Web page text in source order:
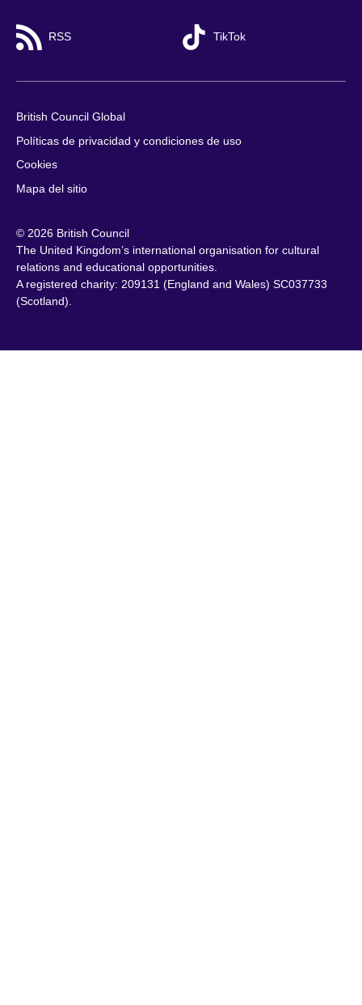
RSS TikTok
British Council Global
Políticas de privacidad y condiciones de uso
Cookies
Mapa del sitio
© 2026 British Council
The United Kingdom’s international organisation for cultural
relations and educational opportunities.
A registered charity: 209131 (England and Wales) SC037733
(Scotland).